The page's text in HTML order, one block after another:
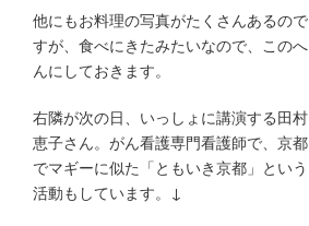
他にもお料理の写真がたくさんあるので
すが、食べにきたみたいなので、このへ
んにしておきます。
右隣が次の日、いっしょに講演する田村
恵子さん。がん看護専門看護師で、京都
でマギーに似た「ともいき京都」という
活動もしています。↓